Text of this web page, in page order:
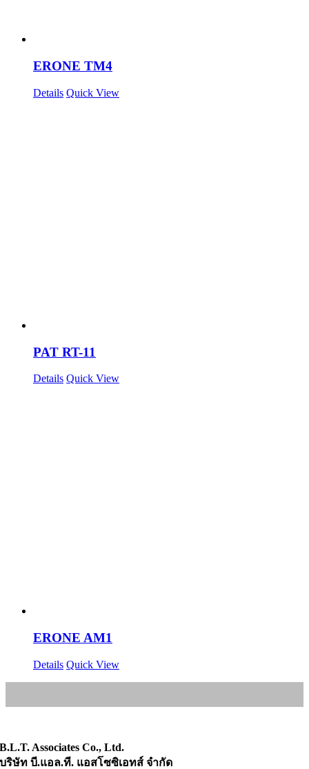
ERONE TM4
Details Quick View
PAT RT-11
Details Quick View
ERONE AM1
Details Quick View
B.L.T. Associates Co., Ltd.
บริษัท บี.แอล.ที. แอสโซซิเอทส์ จำกัด